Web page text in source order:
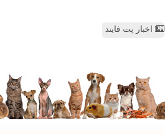
اخبار پت فایند